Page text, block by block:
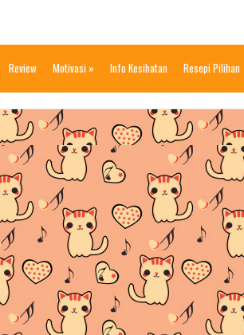
Review Motivasi » Info Kesihatan Resepi Pilihan